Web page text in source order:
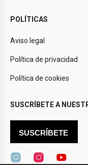
POLÍTICAS
Aviso legal
Política de privacidad
Política de cookies
SUSCRÍBETE A
SUSCRÍBETE